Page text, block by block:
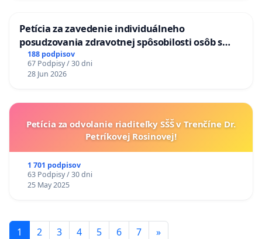
Petícia za zavedenie individuálneho
posudzovania zdravotnej spôsobilosti osôb s
diabetom 1. a 2. typu pri prijímaní do
Policajného zboru SR
188 podpisov
67 Podpisy / 30 dni
28 Jun 2026
Petícia za odvolanie riaditeľky SŠŠ v Trenčíne Dr.
Petríkovej Rosinovej!
1 701 podpisov
63 Podpisy / 30 dni
25 May 2025
1 2 3 4 5 6 7 »